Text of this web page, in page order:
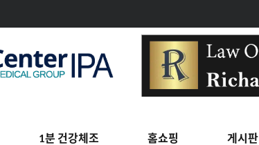
1분 건강체조 홈쇼핑 게시판